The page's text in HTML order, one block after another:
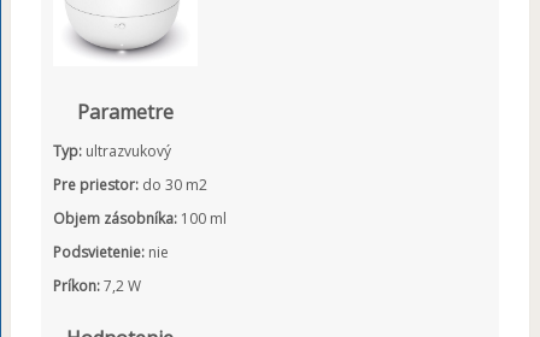
Parametre
Typ:ultrazvukový
Pre priestor:do 30 m2
Objem zásobníka:100 ml
Podsvietenie:nie
Príkon:7,2 W